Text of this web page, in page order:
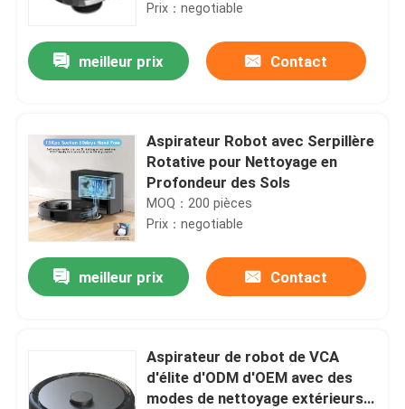
Prix：negotiable
meilleur prix Contact
Aspirateur Robot avec Serpillère
Rotative pour Nettoyage en
Profondeur des Sols
MOQ：200 pièces
Prix：negotiable
meilleur prix Contact
Aspirateur de robot de VCA
d'élite d'ODM d'OEM avec des
modes de nettoyage extérieurs